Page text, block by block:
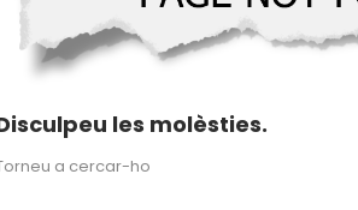
les molèsties.
a cercar-ho